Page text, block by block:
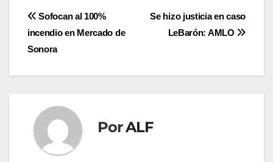
Navegación
de
entradas
Se hizo justicia en caso
LeBarón: AMLO
Sofocan al 100%
incendio en Mercado de
Sonora
PorALF